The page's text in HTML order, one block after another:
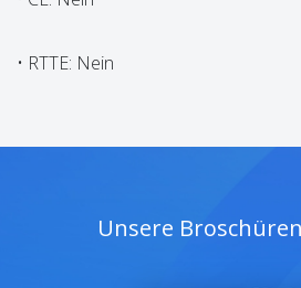
• RTTE: Nein
Unsere